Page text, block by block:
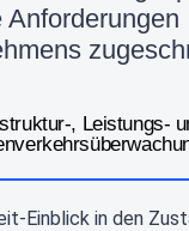
Anforderungen
, Leistungs-
Einblick in den